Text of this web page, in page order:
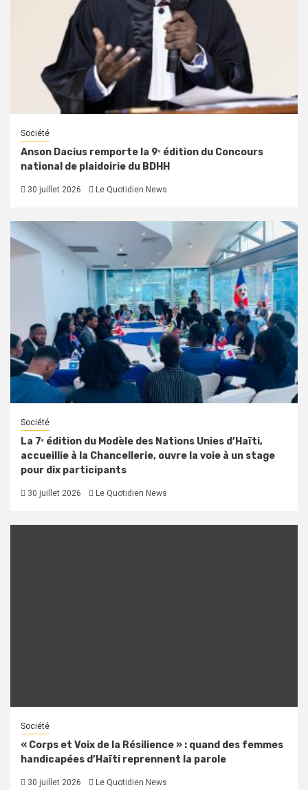
Société
Anson Dacius remporte la 9ᵉ édition du Concours
national de plaidoirie du BDHH
30 juillet 2026 Le Quotidien News
Société
La 7ᵉ édition du Modèle des Nations Unies d’Haïti,
accueillie à la Chancellerie, ouvre la voie à un stage
pour dix participants
30 juillet 2026 Le Quotidien News
Société
« Corps et Voix de la Résilience » : quand des femmes
handicapées d’Haïti reprennent la parole
30 juillet 2026 Le Quotidien News